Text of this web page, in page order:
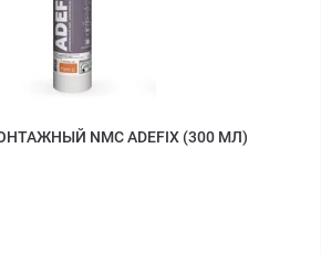
NMC ADEFIX (300 МЛ)